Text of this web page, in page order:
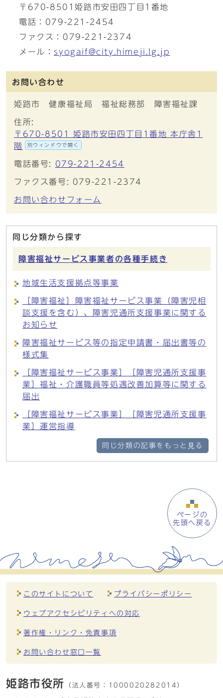
〒670-8501姫路市安田四丁目1番地
電話：079-221-2454
ファクス：079-221-2374
メール： syogaif@city.himeji.lg.jp
お問い合わせ
姫路市 健康福祉局 福祉総務部 障害福祉課
住所:
〒670-8501 姫路市安田四丁目1番地 本庁舎1
階
別ウィンドウで開く
電話番号: 079-221-2454
ファクス番号: 079-221-2374
お問い合わせフォーム
同じ分類から探す
障害福祉サービス事業者の各種手続き
地域生活支援拠点等事業
［障害福祉］障害福祉サービス事業（障害児相
談支援を含む）、障害児通所支援事業に関する
お知らせ
障害福祉サービス等の指定申請書・届出書等の
様式集
［障害福祉サービス事業］［障害児通所支援事
業］福祉・介護職員等処遇改善加算等に関する
届出
［障害福祉サービス事業］［障害児通所支援事
業］運営指導
同じ分類の記事をもっと見る
ページの
先頭へ戻る
このサイトについて プライバシーポリシー
ウェブアクセシビリティへの対応
著作権・リンク・免責事項
お問い合わせ窓口一覧
姫路市役所 （法人番号： 1000020282014）